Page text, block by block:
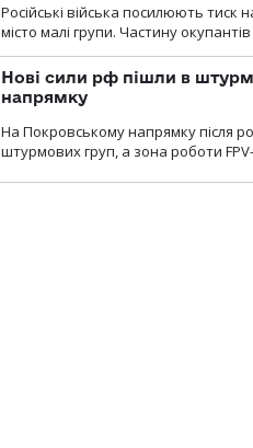
Російські війська посилюють тиск
місто малі групи. Частину
Нові сили рф пішли в
напрямку
На Покровському напрямку після
штурмових груп, а зона роботи